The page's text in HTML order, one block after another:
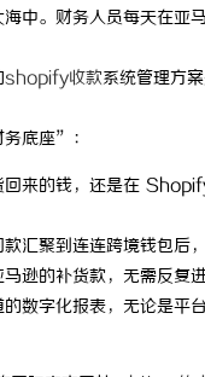
中。财务人员每天在
shopify收款系统管理方
底座”：
回来的钱，还是在
款汇聚到连连跨境钱包后
逊的补货款，无需反复
数字化报表，无论是平